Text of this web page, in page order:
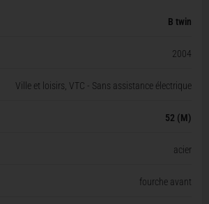
B twin
2004
Ville et loisirs, VTC - Sans assistance électrique
52 (M)
acier
fourche avant